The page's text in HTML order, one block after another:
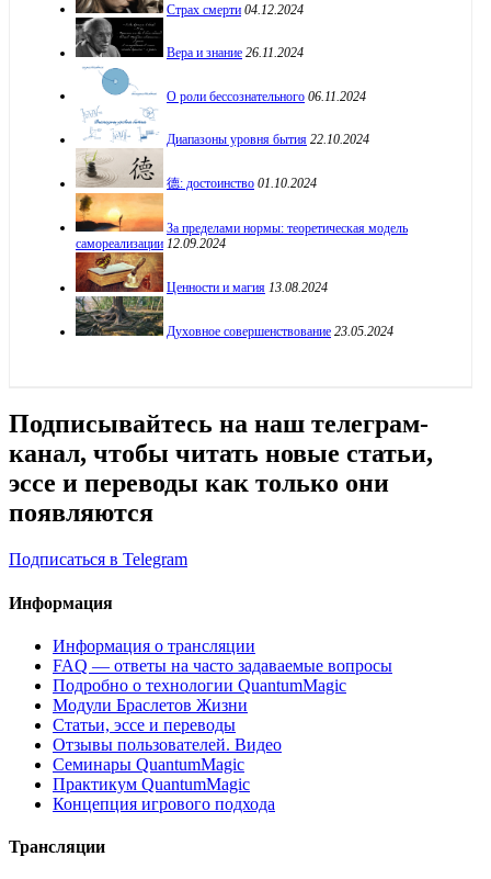
Страх смерти 04.12.2024
Вера и знание 26.11.2024
О роли бессознательного 06.11.2024
Диапазоны уровня бытия 22.10.2024
德: достоинство 01.10.2024
За пределами нормы: теоретическая модель
самореализации 12.09.2024
Ценности и магия 13.08.2024
Духовное совершенствование 23.05.2024
Подписывайтесь на наш телеграм-
канал, чтобы читать новые статьи,
эссе и переводы как только они
появляются
Подписаться в Telegram
Информация
Информация о трансляции
FAQ — ответы на часто задаваемые вопросы
Подробно о технологии QuantumMagic
Модули Браслетов Жизни
Статьи, эссе и переводы
Отзывы пользователей. Видео
Семинары QuantumMagic
Практикум QuantumMagic
Концепция игрового подхода
Трансляции